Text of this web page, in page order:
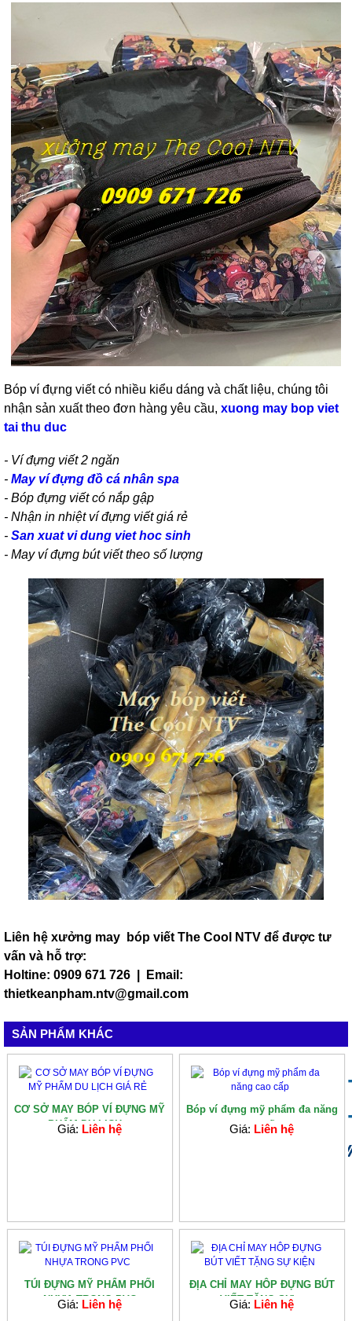
Bóp ví đựng viết có nhiều kiểu dáng và chất liệu, chúng tôi
nhận sản xuất theo đơn hàng yêu cầu, xuong may bop viet
tai thu duc
- Ví đựng viết 2 ngăn
- May ví đựng đồ cá nhân spa
- Bóp đựng viết có nắp gập
- Nhận in nhiệt ví đựng viết giá rẻ
- San xuat vi dung viet hoc sinh
- May ví đựng bút viết theo số lượng
Liên hệ xưởng may bóp viết The Cool NTV để được tư
vấn và hỗ trợ:
Holtine: 0909 671 726 | Email:
thietkeanpham.ntv@gmail.com
SẢN PHẨM KHÁC
CƠ SỞ MAY BÓP VÍ ĐỰNG MỸ
PHẨM DU LỊCH...
Giá: Liên hệ
Bóp ví đựng mỹ phẩm đa năng
cao cấp
Giá: Liên hệ
TÚI ĐỰNG MỸ PHẨM PHỐI
NHỰA TRONG PVC
Giá: Liên hệ
ĐỊA CHỈ MAY HÔP ĐỰNG BÚT
VIẾT TẶNG SỰ...
Giá: Liên hệ